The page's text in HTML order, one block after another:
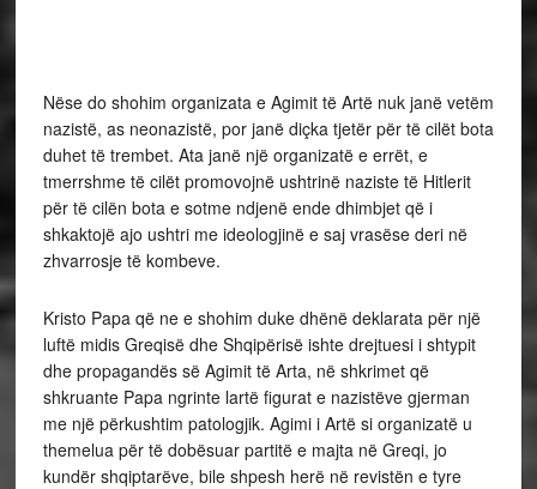
Nëse do shohim organizata e Agimit të Artë nuk janë vetëm
nazistë, as neonazistë, por janë diçka tjetër për të cilët bota
duhet të trembet. Ata janë një organizatë e errët, e
tmerrshme të cilët promovojnë ushtrinë naziste të Hitlerit
për të cilën bota e sotme ndjenë ende dhimbjet që i
shkaktojë ajo ushtri me ideologjinë e saj vrasëse deri në
zhvarrosje të kombeve.
Kristo Papa që ne e shohim duke dhënë deklarata për një
luftë midis Greqisë dhe Shqipërisë ishte drejtuesi i shtypit
dhe propagandës së Agimit të Arta, në shkrimet që
shkruante Papa ngrinte lartë figurat e nazistëve gjerman
me një përkushtim patologjik. Agimi i Artë si organizatë u
themelua për të dobësuar partitë e majta në Greqi, jo
kundër shqiptarëve, bile shpesh herë në revistën e tyre